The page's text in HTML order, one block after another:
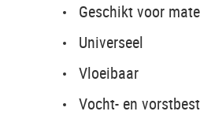
Geschikt voor
Universeel
Vloeibaar
Vocht- en